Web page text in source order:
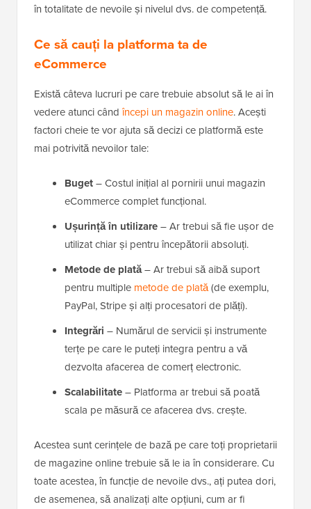
în totalitate de nevoile și nivelul dvs. de competență.
Ce să cauți la platforma ta de
eCommerce
Există câteva lucruri pe care trebuie absolut să le ai în
vedere atunci când începi un magazin online. Acești
factori cheie te vor ajuta să decizi ce platformă este
mai potrivită nevoilor tale:
Buget– Costul inițial al pornirii unui magazin
eCommerce complet funcțional.
Ușurință în utilizare– Ar trebui să fie ușor de
utilizat chiar și pentru începătorii absoluți.
Metode de plată– Ar trebui să aibă suport
pentru multiple metode de plată(de exemplu,
PayPal, Stripe și alți procesatori de plăți).
Integrări – Numărul de servicii și instrumente
terțe pe care le puteți integra pentru a vă
dezvolta afacerea de comerț electronic.
Scalabilitate– Platforma ar trebui să poată
scala pe măsură ce afacerea dvs. crește.
Acestea sunt cerințele de bază pe care toți proprietarii
de magazine online trebuie să le ia în considerare. Cu
toate acestea, în funcție de nevoile dvs., ați putea dori,
de asemenea, să analizați alte opțiuni, cum ar fi